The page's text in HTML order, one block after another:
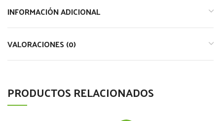
INFORMACIÓN ADICIONAL
VALORACIONES (0)
PRODUCTOS RELACIONADOS